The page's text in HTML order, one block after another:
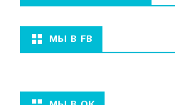
МЫ В FB